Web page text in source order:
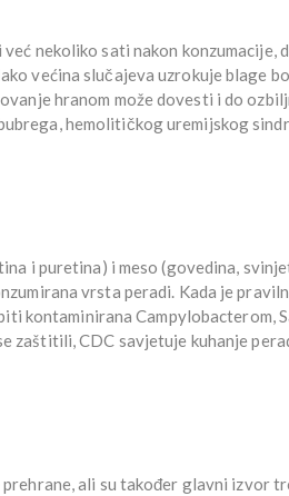
nekoliko sati nakon konzumacije,
većina slučajeva uzrokuje blage
hranom može dovesti i do
hemolitičkog uremijskog
i puretina) i meso (govedina,
vrsta peradi. Kada je
kontaminirana Campylobacterom,
zaštitili, CDC savjetuje kuhanje
ali su također glavni izvor